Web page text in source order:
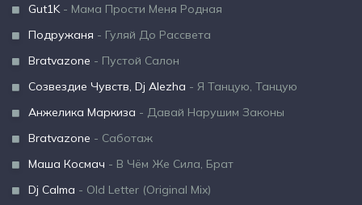
Gut1K- Мама Прости Меня Родная
Подружаня - Гуляй До Рассвета
Bratvazone - Пустой Салон
Созвездие Чувств, Dj Alezha - Я Танцую, Танцую
Анжелика Маркиза - Давай Нарушим Законы
Bratvazone - Саботаж
Маша Космач - В Чём Же Сила, Брат
Dj Calma - Old Letter (Original Mix)